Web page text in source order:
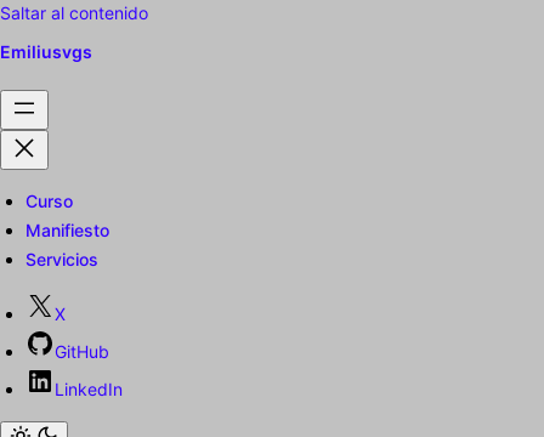
Saltar al contenido
Emiliusvgs
Curso
Manifiesto
Servicios
X
GitHub
LinkedIn